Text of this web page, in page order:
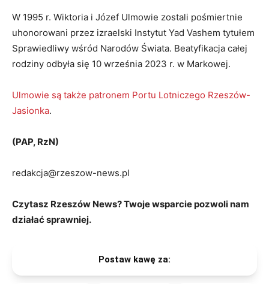
W 1995 r. Wiktoria i Józef Ulmowie zostali pośmiertnie
uhonorowani przez izraelski Instytut Yad Vashem tytułem
Sprawiedliwy wśród Narodów Świata. Beatyfikacja całej
rodziny odbyła się 10 września 2023 r. w Markowej.
Ulmowie są także patronem Portu Lotniczego Rzeszów-
Jasionka.
(PAP, RzN)
redakcja@rzeszow-news.pl
Czytasz Rzeszów News? Twoje wsparcie pozwoli nam
działać sprawniej.
Postaw kawę za: